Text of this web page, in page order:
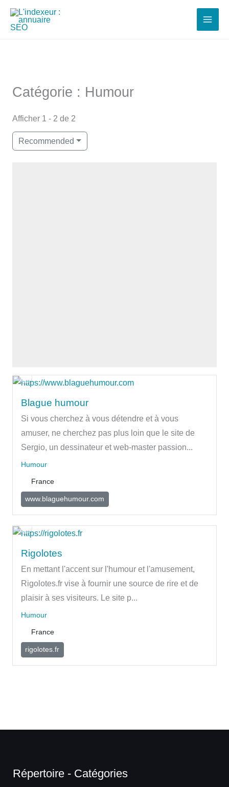
Aller
Catégorie : Humour
Afficher 1 - 2 de 2
Recommended
Blague humour
Si vous cherchez à vous détendre et à vous
amuser, ne cherchez pas plus loin que le site de
Sergio, un dessinateur et web-master passion...
Humour
France
www.blaguehumour.com
Rigolotes
En mettant l'accent sur l'humour et l'amusement,
Rigolotes.fr vise à fournir une source de rire et de
plaisir à ses visiteurs. Le site p...
Humour
France
rigolotes.fr
Répertoire - Catégories